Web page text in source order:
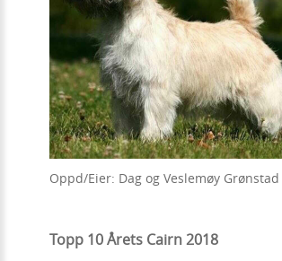
Oppd/Eier: Dag og Veslemøy Grønstad
Topp 10 Årets Cairn 2018